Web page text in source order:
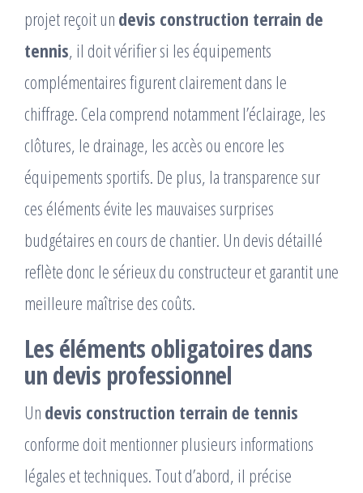
projet reçoit un devis construction terrain de
tennis, il doit vérifier si les équipements
complémentaires figurent clairement dans le
chiffrage. Cela comprend notamment l’éclairage, les
clôtures, le drainage, les accès ou encore les
équipements sportifs. De plus, la transparence sur
ces éléments évite les mauvaises surprises
budgétaires en cours de chantier. Un devis détaillé
reflète donc le sérieux du constructeur et garantit une
meilleure maîtrise des coûts.
Les éléments obligatoires dans
un devis professionnel
Un devis construction terrain de tennis
conforme doit mentionner plusieurs informations
légales et techniques. Tout d’abord, il précise